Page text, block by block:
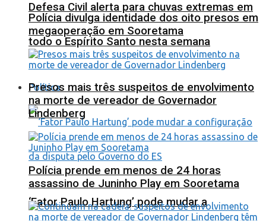
Defesa Civil alerta para chuvas extremas em
todo o Espírito Santo nesta semana
Política
‘Fator Paulo Hartung’ pode mudar a
Polícia divulga identidade dos oito presos em
megaoperação em Sooretama
Presos mais três suspeitos de envolvimento
na morte de vereador de Governador
Lindenberg
Polícia prende em menos de 24 horas
assassino de Juninho Play em Sooretama